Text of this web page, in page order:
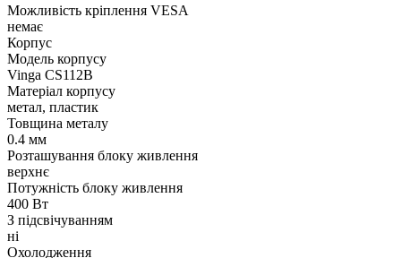
Можливість кріплення VESA
немає
Корпус
Модель корпусу
Vinga CS112B
Матеріал корпусу
метал, пластик
Товщина металу
0.4 мм
Розташування блоку живлення
верхнє
Потужність блоку живлення
400 Вт
З підсвічуванням
ні
Охолодження